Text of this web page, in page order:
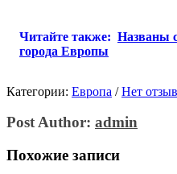
Читайте также: Названы
города Европы
Категории: Европа / Нет
Post Author: admin
Похожие записи